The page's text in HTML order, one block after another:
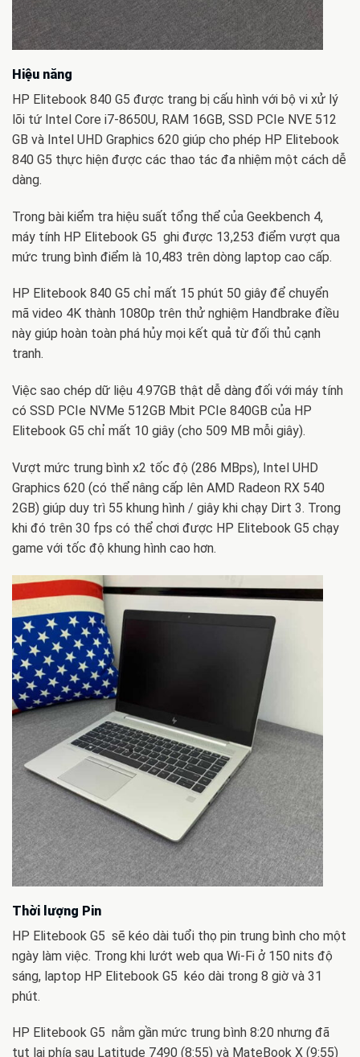
Hiệu năng
HP Elitebook 840 G5 được trang bị cấu hình với bộ vi xử lý
lõi tứ Intel Core i7-8650U, RAM 16GB, SSD PCIe NVE 512
GB và Intel UHD Graphics 620 giúp cho phép HP Elitebook
840 G5 thực hiện được các thao tác đa nhiệm một cách dễ
dàng.
Trong bài kiểm tra hiệu suất tổng thể của Geekbench 4,
máy tính HP Elitebook G5 ghi được 13,253 điểm vượt qua
mức trung bình điểm là 10,483 trên dòng laptop cao cấp.
HP Elitebook 840 G5 chỉ mất 15 phút 50 giây để chuyển
mã video 4K thành 1080p trên thử nghiệm Handbrake điều
này giúp hoàn toàn phá hủy mọi kết quả từ đối thủ cạnh
tranh.
Việc sao chép dữ liệu 4.97GB thật dễ dàng đối với máy tính
có SSD PCIe NVMe 512GB Mbit PCIe 840GB của HP
Elitebook G5 chỉ mất 10 giây (cho 509 MB mỗi giây).
Vượt mức trung bình x2 tốc độ (286 MBps), Intel UHD
Graphics 620 (có thể nâng cấp lên AMD Radeon RX 540
2GB) giúp duy trì 55 khung hình / giây khi chạy Dirt 3. Trong
khi đó trên 30 fps có thể chơi được HP Elitebook G5 chạy
game với tốc độ khung hình cao hơn.
Thời lượng Pin
HP Elitebook G5 sẽ kéo dài tuổi thọ pin trung bình cho một
ngày làm việc. Trong khi lướt web qua Wi-Fi ở 150 nits độ
sáng, laptop HP Elitebook G5 kéo dài trong 8 giờ và 31
phút.
HP Elitebook G5 nằm gần mức trung bình 8:20 nhưng đã
tụt lại phía sau Latitude 7490 (8:55) và MateBook X (9:55)